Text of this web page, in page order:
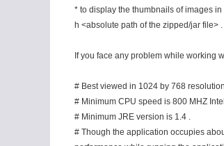
* to display the thumbnails of images
h <absolute path of the zipped/jar file> .
If you face any problem while working
# Best viewed in 1024 by 768
# Minimum CPU speed is 800 MHZ
# Minimum JRE version is 1.4 .
# Though the application occupies